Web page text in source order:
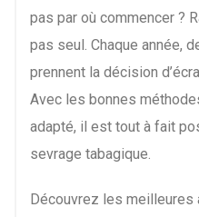
pas par où commencer ?
pas seul. Chaque année,
prennent la décision
Avec les bonnes
adapté, il est tout à fait
sevrage tabagique.
Découvrez les meilleures